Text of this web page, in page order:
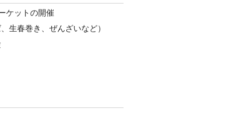
ケットの開催
生春巻き、ぜんざいなど）